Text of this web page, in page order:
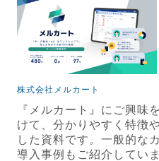
株式会社メルカート
『メルカート』にご興味
けて、分かりやすく特徴
した資料です。一般的な
導入事例もご紹介してい